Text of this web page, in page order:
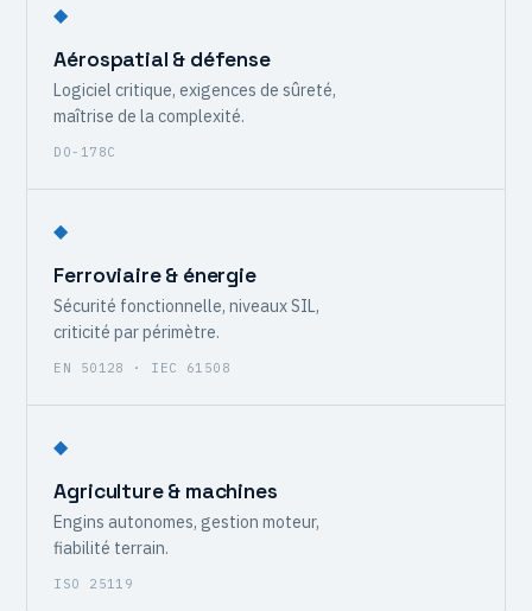
◆
Aérospatial & défense
Logiciel critique, exigences de sûreté,
maîtrise de la complexité.
DO-178C
◆
Ferroviaire & énergie
Sécurité fonctionnelle, niveaux SIL,
criticité par périmètre.
EN 50128 · IEC 61508
◆
Agriculture & machines
Engins autonomes, gestion moteur,
fiabilité terrain.
ISO 25119